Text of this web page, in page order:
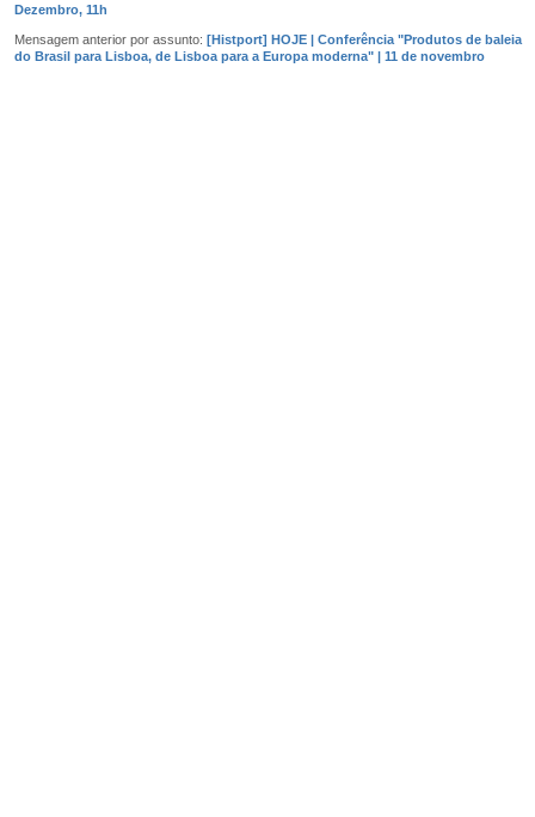
Dezembro, 11h
Mensagem anterior por assunto: [Histport] HOJE | Conferência "Produtos de baleia
do Brasil para Lisboa, de Lisboa para a Europa moderna" | 11 de novembro